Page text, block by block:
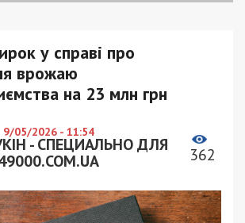
у справі про
врожаю
на 23 млн грн
9/05/2026 - 11:54
- СПЕЦИАЛЬНО ДЛЯ
362